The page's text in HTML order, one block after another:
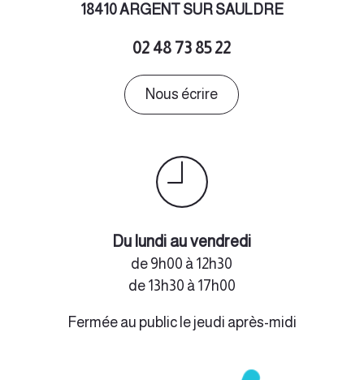
PAV Clémont Nutrition (SANDERS) Route de
PAV Grange des Merciers
PAV Gué de la pierre
Route de Presly
PAV Bréviande
18410 ARGENT SUR SAULDRE
02 48 73 85 22
Nous écrire
Du lundi au vendredi
de 9h00 à 12h30
de 13h30 à 17h00
Fermée au public le jeudi après-midi